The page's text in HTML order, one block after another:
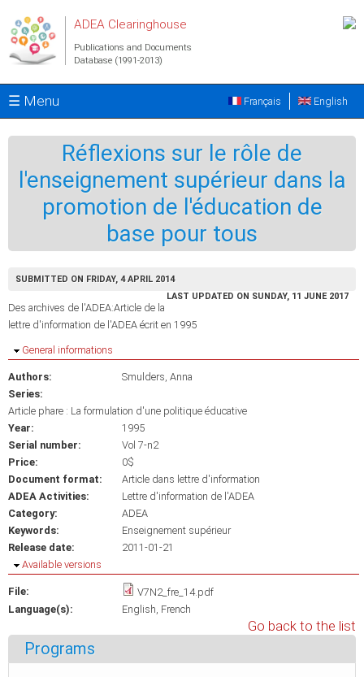
ADEA Clearinghouse
Publications and Documents
Database (1991-2013)
☰ Menu English
Français
Réflexions sur le rôle de
l'enseignement supérieur dans la
promotion de l'éducation de
base pour tous
SUBMITTED ON FRIDAY, 4 APRIL 2014
LAST UPDATED ON SUNDAY, 11 JUNE 2017
Des archives de l'ADEA:Article de la
lettre d'information de l'ADEA écrit en 1995
Hide
General informations
Authors:
Smulders, Anna
Series:
Article phare : La formulation d'une politique éducative
Year:
1995
Serial number:
Vol 7-n2
Price:
0$
Document format:
Article dans lettre d'information
ADEA Activities:
Lettre d'information de l'ADEA
Category:
ADEA
Keywords:
Enseignement supérieur
Release date:
2011-01-21
Hide
Available versions
File:
V7N2_fre_14.pdf
Language(s):
English French
Go back to the list
Programs